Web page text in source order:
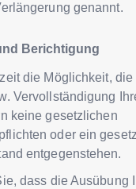
genannt.
Berichtigung
die Möglichkeit,
Vervollständigung
keine gesetzlichen
oder ein
entgegenstehen.
dass die Ausübung